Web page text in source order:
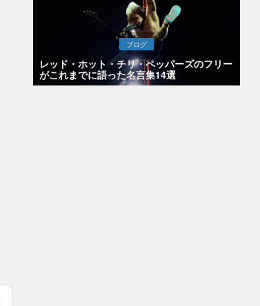
ブログ
レッド・ホット・チリ・ペッパーズのフリー
がこれまでに語った名言集14選